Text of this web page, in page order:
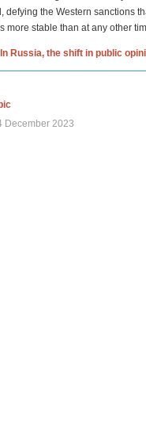
defying the Western sanctions
more stable than at any other
Russia, the shift in public
December 2023